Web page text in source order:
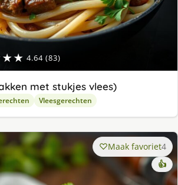
4.64 (83)
met stukjes vlees)
Vleesgerechten
Maak favoriet4
👍